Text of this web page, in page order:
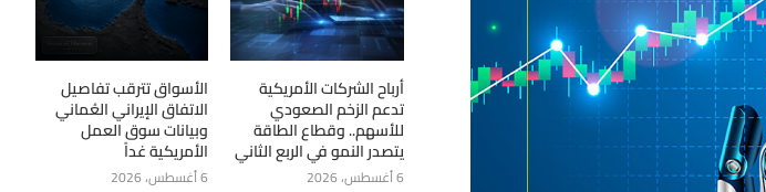
أرباح الشركات الأمريكية
تدعم الزخم الصعودي
للأسهم.. وقطاع الطاقة
يتصدر النمو في الربع الثاني
6 أغسطس، 2026
الأسواق تترقب تفاصيل
الاتفاق الإيراني العُماني
وبيانات سوق العمل
الأمريكية غداً
6 أغسطس، 2026